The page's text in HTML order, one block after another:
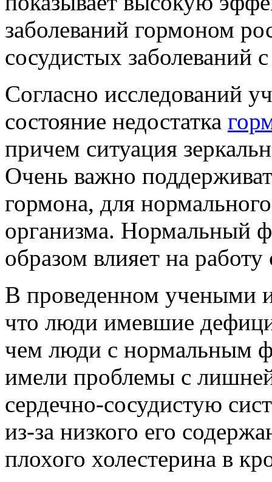
заболеваний гормоном
сосудистых заболеваний
Согласно исследований
состояние недостатка
причем ситуация
Очень важно
гормона, для
организма. Нормальный
образом влияет на
В проведенном учеными
что люди имевшие
чем люди с нормальным
имели проблемы с
сердечно-сосудистую
из-за низкого его
плохого холестерина в